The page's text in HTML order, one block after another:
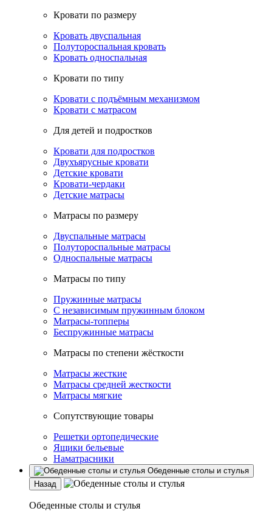
Кровати по размеру
Кровать двуспальная
Полутороспальная кровать
Кровать односпальная
Кровати по типу
Кровати с подъёмным механизмом
Кровати с матрасом
Для детей и подростков
Кровати для подростков
Двухъярусные кровати
Детские кровати
Кровати-чердаки
Детские матрасы
Матрасы по размеру
Двуспальные матрасы
Полутороспальные матрасы
Односпальные матрасы
Матрасы по типу
Пружинные матрасы
С независимым пружинным блоком
Матрасы-топперы
Беспружинные матрасы
Матрасы по степени жёсткости
Матрасы жесткие
Матрасы средней жесткости
Матрасы мягкие
Сопутствующие товары
Решетки ортопедические
Ящики бельевые
Наматрасники
Обеденные столы и стулья
Назад
Обеденные столы и стулья